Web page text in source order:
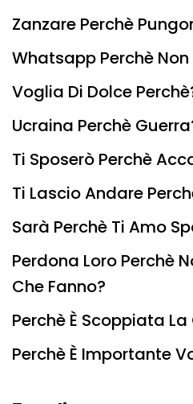
Zanzare Perchè
Whatsapp Perchè Non
Voglia Di Dolce
Ucraina Perchè
Ti Sposerò Perchè
Ti Lascio Andare
Sarà Perchè Ti Amo
Perdona Loro Perchè
Che Fanno?
Perchè È Scoppiata
Perchè È Importante